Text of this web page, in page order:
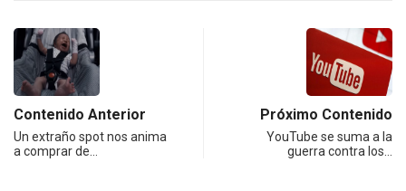
Contenido Anterior
Un extraño spot nos anima
a comprar de…
Próximo Contenido
YouTube se suma a la
guerra contra los…